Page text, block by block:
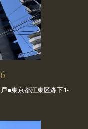
■東京都江東区森下1-